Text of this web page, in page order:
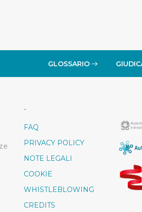
GLOSSARIO
-
FAQ
PRIVACY POLICY
NOTE LEGALI
COOKIE
WHISTLEBLOWING
CREDITS